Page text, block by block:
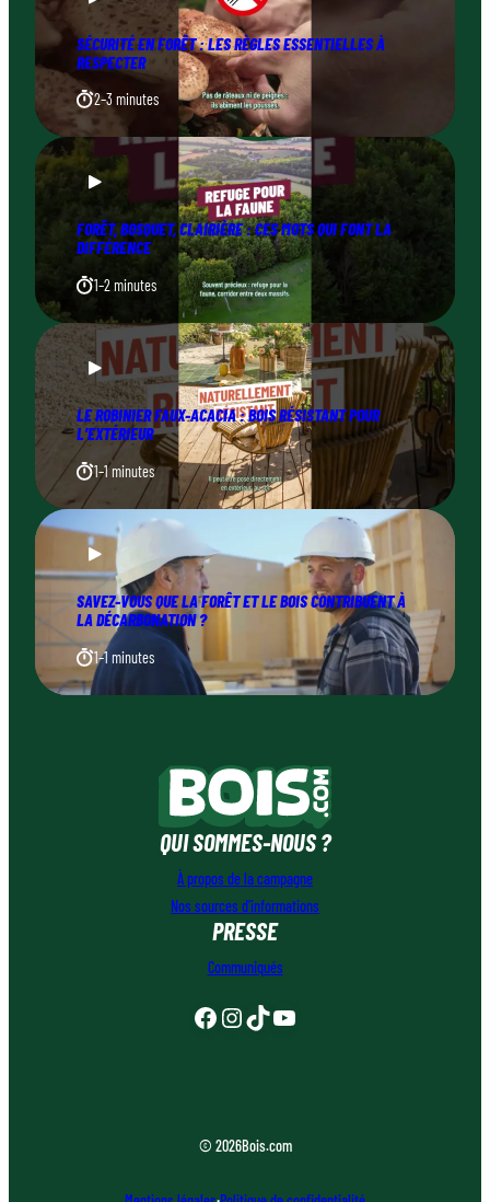
SÉCURITÉ EN FORÊT : LES RÈGLES ESSENTIELLES À
RESPECTER
2–3 minutes
FORÊT, BOSQUET, CLAIRIÈRE : CES MOTS QUI FONT LA
DIFFÉRENCE
1–2 minutes
LE ROBINIER FAUX-ACACIA : BOIS RÉSISTANT POUR
L’EXTÉRIEUR
1–1 minutes
SAVEZ-VOUS QUE LA FORÊT ET LE BOIS CONTRIBUENT À
LA DÉCARBONATION ?
1–1 minutes
QUI SOMMES-NOUS ?
À propos de la campagne
Nos sources d’informations
PRESSE
Communiqués
Facebook
Instagram
TikTokYouTube
© 2026Bois.com